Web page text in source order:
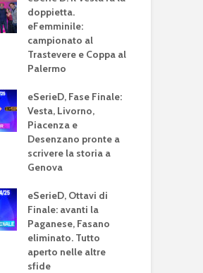
doppietta.
eFemminile:
campionato al
Trastevere e Coppa al
Palermo
eSerieD, Fase Finale:
Vesta, Livorno,
Piacenza e
Desenzano pronte a
scrivere la storia a
Genova
eSerieD, Ottavi di
Finale: avanti la
Paganese, Fasano
eliminato. Tutto
aperto nelle altre
sfide